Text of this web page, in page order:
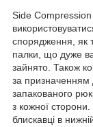
Side Compression
спорядження, як
палки, що дуже
зайнято. Також
за призначенням
запакованого
з кожної сторони.
блискавці в